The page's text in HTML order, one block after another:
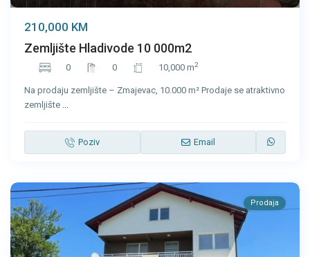
210,000 KM
Zemljište Hladivode 10 000m2
0 0 10,000 m2
Na prodaju zemljište – Zmajevac, 10.000 m² Prodaje se atraktivno
zemljište ...
Poziv Email
Prodaja